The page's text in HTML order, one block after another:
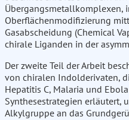
Übergangsmetallkomplexen,
Oberflächenmodifizierung
Gasabscheidung (Chemical
chirale Liganden in der
Der zweite Teil der Arbeit
von chiralen Indolderivaten,
Hepatitis C, Malaria und
Synthesestrategien erläutert,
Alkylgruppe an das